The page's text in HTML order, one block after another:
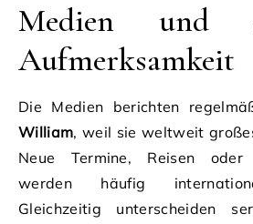
Medien und
Aufmerksamkeit
Die Medien berichten
William, weil sie weltweit
Neue Termine, Reisen oder
werden häufig
Gleichzeitig unterscheiden